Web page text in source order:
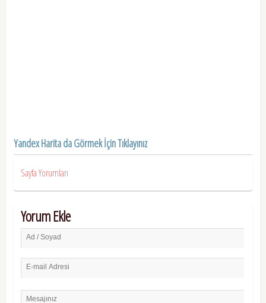
Yandex Harita da Görmek İçin Tıklayınız
Sayfa Yorumları
Yorum Ekle
Ad / Soyad
E-mail Adresi
Mesajınız